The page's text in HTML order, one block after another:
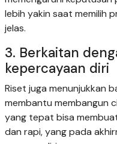
lebih yakin saat memilih
jelas.
3. Berkaitan
kepercayaan diri
Riset juga menunjukkan
membantu membangun
yang tepat bisa
dan rapi, yang pada